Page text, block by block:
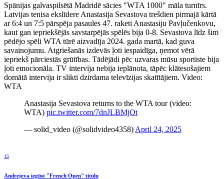
Spānijas galvaspilsētā Madridē sācies "WTA 1000" māla turnīrs.
Latvijas tenisa ekslīdere Anastasija Sevastova trešdien pirmajā kārtā
ar 6:4 un 7:5 pārspēja pasaules 47. raketi Anastasiju Pavļučenkovu,
kaut gan iepriekšējās savstarpējās spēlēs bija 0-8. Sevastova līdz šim
pēdējo spēli WTA tūrē aizvadīja 2024. gada martā, kad guva
savainojumu. Atgriešanās izdevās ļoti iespaidīga, ņemot vērā
iepriekš pārciestās grūtības. Tādējādi pēc uzvaras mūsu sportiste bija
ļoti emocionāla. TV intervija nebija ieplānota, tāpēc klātesošajiem
domātā intervija ir slikti dzirdama televīzijas skatītājiem. Video:
WTA
Anastasija Sevastova returns to the WTA tour (video:
WTA) pic.twitter.com/7dnJLBMjOt
— solid_video (@solidvideo4358) April 24, 2025
15
Andrejeva iegūst "French Open" titulu